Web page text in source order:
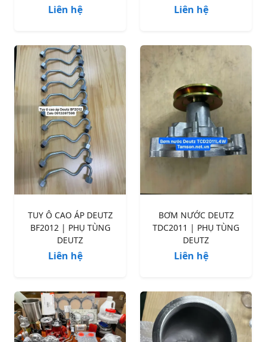
Liên hệ Liên hệ
TUY Ô CAO ÁP DEUTZ
BF2012 | PHỤ TÙNG
DEUTZ
Liên hệ
BƠM NƯỚC DEUTZ
TDC2011 | PHỤ TÙNG
DEUTZ
Liên hệ